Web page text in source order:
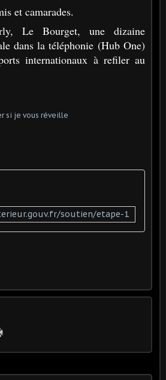
et camarades.
Le Bourget, une dizaine
dans la téléphonie (Hub One)
internationaux à refiler au
soutien/etape-1